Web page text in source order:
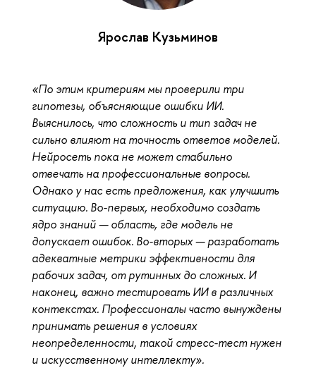
Ярослав Кузьминов
«По этим критериям мы проверили три
гипотезы, объясняющие ошибки ИИ.
Выяснилось, что сложность и тип задач не
сильно влияют на точность ответов моделей.
Нейросеть пока не может стабильно
отвечать на профессиональные вопросы.
Однако у нас есть предложения, как улучшить
ситуацию. Во-первых, необходимо создать
ядро знаний — область, где модель не
допускает ошибок. Во-вторых — разработать
адекватные метрики эффективности для
рабочих задач, от рутинных до сложных. И
наконец, важно тестировать ИИ в различных
контекстах. Профессионалы часто вынуждены
принимать решения в условиях
неопределенности, такой стресс-тест нужен
и искусственному интеллекту».